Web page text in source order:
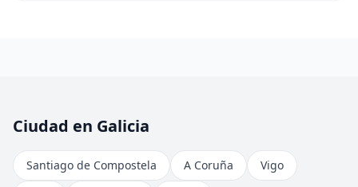
Ciudad en Galicia
Santiago de Compostela A Coruña
Vigo